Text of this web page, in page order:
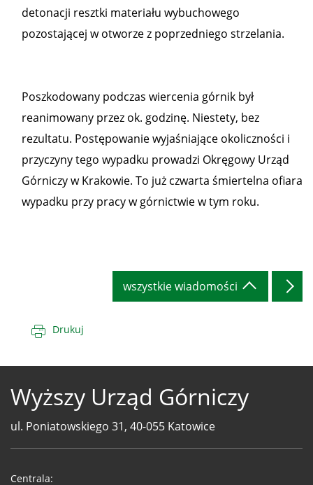
detonacji resztki materiału wybuchowego
pozostającej w otworze z poprzedniego strzelania.
Poszkodowany podczas wiercenia górnik był
reanimowany przez ok. godzinę. Niestety, bez
rezultatu. Postępowanie wyjaśniające okoliczności i
przyczyny tego wypadku prowadzi Okręgowy Urząd
Górniczy w Krakowie. To już czwarta śmiertelna ofiara
wypadku przy pracy w górnictwie w tym roku.
wszystkie wiadomości
Drukuj
Wyższy Urząd Górniczy
ul. Poniatowskiego 31, 40-055 Katowice
WUG
Centrala: